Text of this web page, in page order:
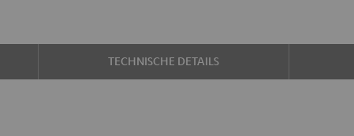
TECHNISCHE DETAILS